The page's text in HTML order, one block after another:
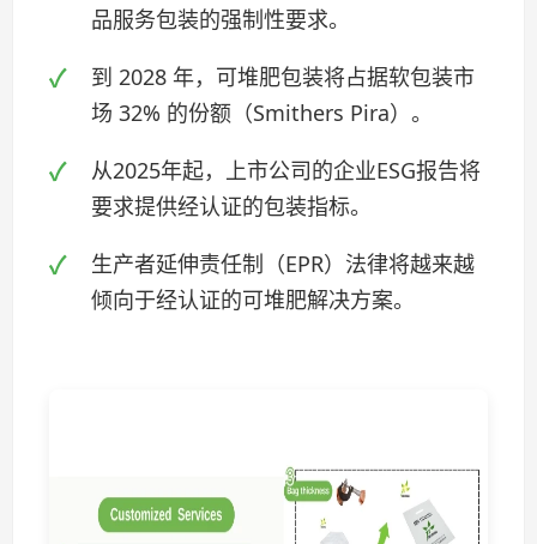
品服务包装的强制性要求。
到 2028 年，可堆肥包装将占据软包装市
场 32% 的份额（Smithers Pira）。
从2025年起，上市公司的企业ESG报告将
要求提供经认证的包装指标。
生产者延伸责任制（EPR）法律将越来越
倾向于经认证的可堆肥解决方案。